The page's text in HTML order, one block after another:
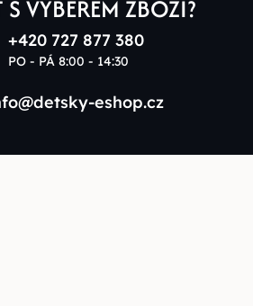
VÝBĚREM ZBOŽÍ?
+420 727 877 380
PO - PÁ 8:00 - 14:30
eshop.cz